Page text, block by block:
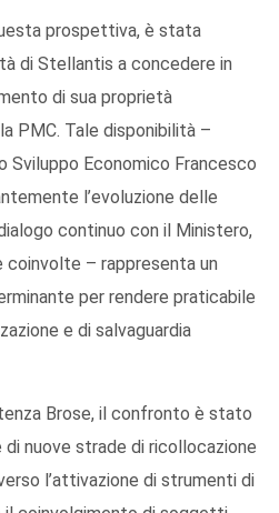
prospettiva, è stata
di Stellantis a concedere in
di sua proprietà
PMC. Tale disponibilità –
Sviluppo Economico Francesco
l’evoluzione delle
continuo con il Ministero,
coinvolte – rappresenta un
per rendere praticabile
e di salvaguardia
Brose, il confronto è stato
nuove strade di ricollocazione
l’attivazione di strumenti di